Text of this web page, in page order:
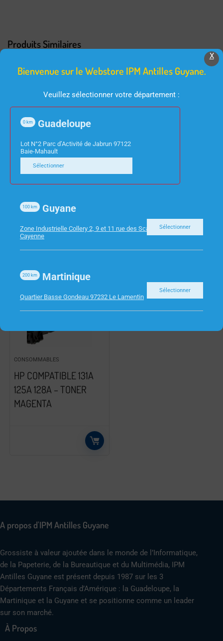
Produits Similaires
CONSOMMABLES
BROTHER – LC422XLC
JE CYAN -1500P
CONSOMMABLES
HP 963 – CARTOUCHE
MAGENTA 10ML
CONSOMMABLES
HP COMPATIBLE 131A
125A 128A – TONER
MAGENTA
A propos d'IPM Antilles Guyane
Grossiste à valeur ajoutée dans le monde de l’Informatique,
de la Papeterie, de la Bureautique et du Multimédia, IPM
Antilles Guyane est présent depuis 1987 sur les 3
Départements Français d’Amérique : la Guadeloupe, la
Martinique et la Guyane et se positionne comme un leader
sur son marché.
À Propos
X
Bienvenue sur le Webstore IPM Antilles Guyane.
Veuillez sélectionner votre département :
Guadeloupe
0 km
Lot N°2 Parc d’Activité de Jabrun 97122
Baie-Mahault
Sélectionner
Guyane
100 km
Zone Industrielle Collery 2, 9 et 11 rue des Scarabees 97300
Cayenne
Sélectionner
Martinique
200 km
Quartier Basse Gondeau 97232 Le Lamentin
Sélectionner